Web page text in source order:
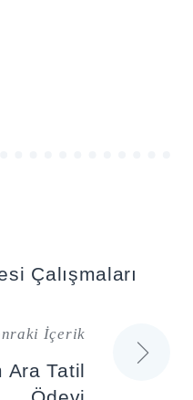
Çalışmaları
İçerik
Ara Tatil